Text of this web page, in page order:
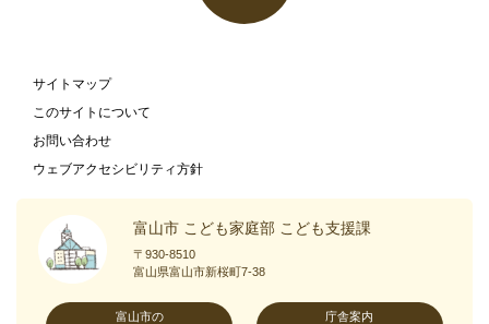
サイトマップ
このサイトについて
お問い合わせ
ウェブアクセシビリティ方針
富山市 こども家庭部 こども支援課
〒930-8510
富山県富山市新桜町7-38
富山市の 庁舎案内